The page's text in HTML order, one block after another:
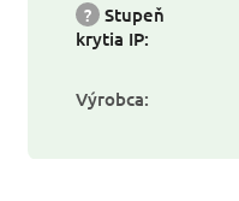
? Stupeň
krytia IP:
Výrobca: